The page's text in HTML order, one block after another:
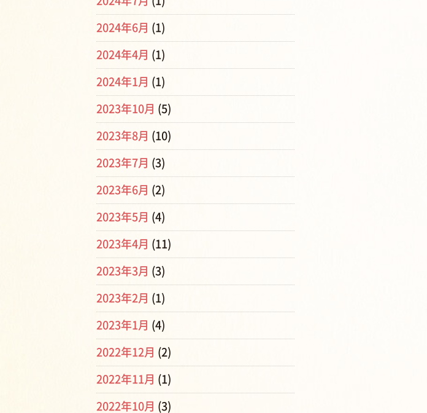
2024年6月 (1)
2024年4月 (1)
2024年1月 (1)
2023年10月 (5)
2023年8月 (10)
2023年7月 (3)
2023年6月 (2)
2023年5月 (4)
2023年4月 (11)
2023年3月 (3)
2023年2月 (1)
2023年1月 (4)
2022年12月 (2)
2022年11月 (1)
2022年10月 (3)